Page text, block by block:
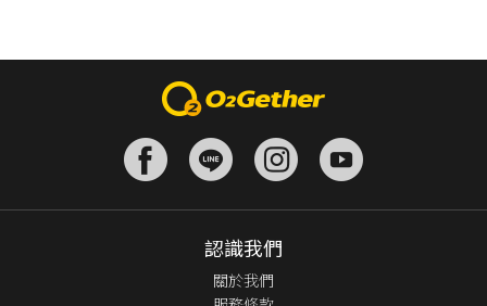
認識我們
關於我們